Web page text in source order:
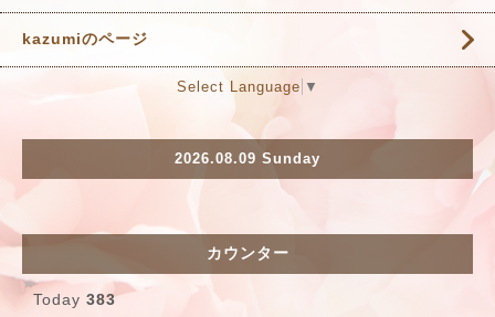
kazumiのページ
Select Language ▼
2026.08.09 Sunday
カウンター
Today 383